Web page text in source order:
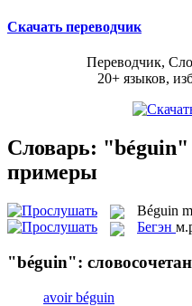
Скачать переводчик
Переводчик,
20+ языков,
Словарь: "béguin"
примеры
Béguin m
Бегэн
"béguin":
avoir béguin